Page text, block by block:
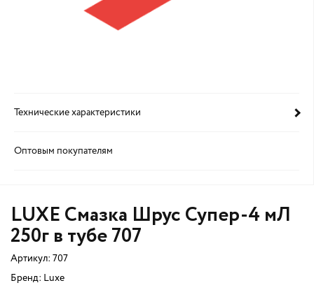
Технические характеристики
Оптовым покупателям
LUXЕ Смазка Шрус Супер-4 мЛ
250г в тубе 707
Артикул: 707
Бренд: Luxe